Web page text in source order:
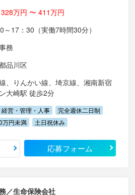
万円 〜 411万円
～17：30（実働7時間30分）
務
品川区
、りんかい線、埼京線、湘南新宿
大崎駅 徒歩2分
経営・管理・人事
完全週休二日制
万円未満 土日祝休み
応募フォーム
／生命保険会社